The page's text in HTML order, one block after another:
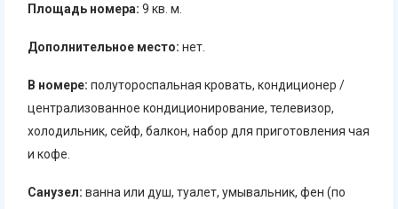
Площадь номера: 9 кв. м.
Дополнительное место: нет.
В номере: полутороспальная кровать, кондиционер /
централизованное кондиционирование, телевизор,
холодильник, сейф, балкон, набор для приготовления чая
и кофе.
Санузел: ванна или душ, туалет, умывальник, фен (по